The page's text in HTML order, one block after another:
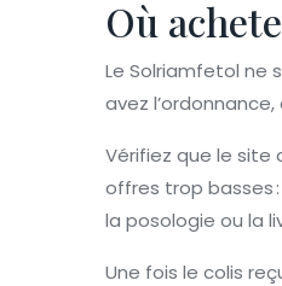
Où
Le Solriamfetol ne
avez
Vérifiez que le site
offres trop basses
la posologie ou la
Une fois le colis